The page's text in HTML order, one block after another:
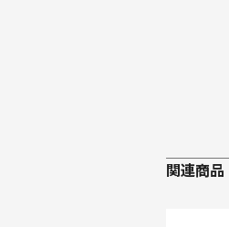
関連商品